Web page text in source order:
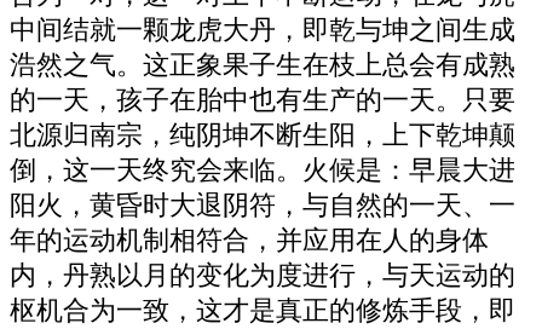
中间结就一颗龙虎大丹，即乾与坤之间生成
浩然之气。这正象果子生在枝上总会有成熟
的一天，孩子在胎中也有生产的一天。只要
北源归南宗，纯阴坤不断生阳，上下乾坤颠
倒，这一天终究会来临。火候是：早晨大进
阳火，黄昏时大退阴符，与自然的一天、一
年的运动机制相符合，并应用在人的身体
内，丹熟以月的变化为度进行，与天运动的
枢机合为一致，这才是真正的修炼手段，即